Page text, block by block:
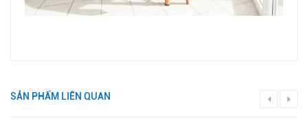
SẢN PHẨM LIÊN QUAN